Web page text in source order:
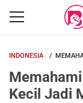
INDONESIA
Kecil Jadi